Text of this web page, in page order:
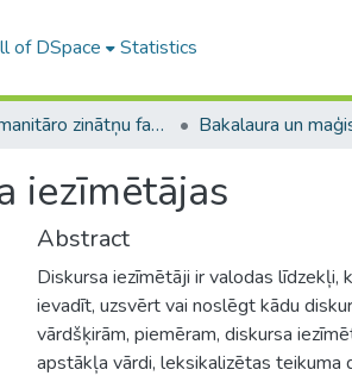
of DSpace Statistics
A -- Humanitāro zinātņu fakultāte / Faculty of Humanities
iezīmētājas
Abstract
Diskursa iezīmētāji ir valodas līdzekļi,
ievadīt, uzsvērt vai noslēgt kādu
vārdšķirām, piemēram, diskursa
apstākļa vārdi, leksikalizētas teikuma